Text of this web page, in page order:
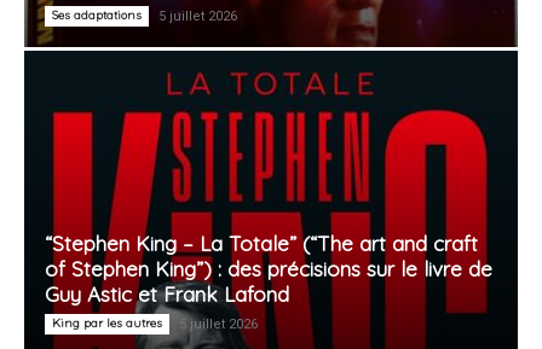
Ses adaptations 5 juillet 2026
“Stephen King – La Totale” (“The art and craft
of Stephen King”) : des précisions sur le livre de
Guy Astic et Frank Lafond
King par les autres 5 juillet 2026